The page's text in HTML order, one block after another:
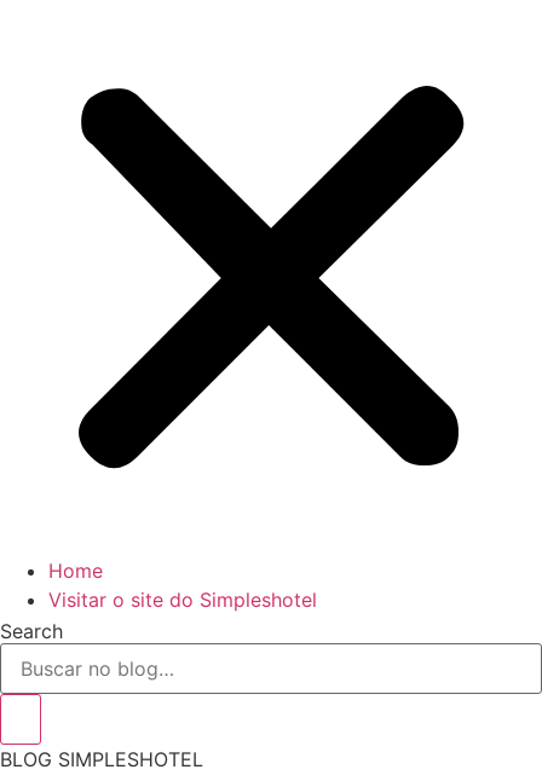
Home
Visitar o site do Simpleshotel
Search
BLOG SIMPLESHOTEL